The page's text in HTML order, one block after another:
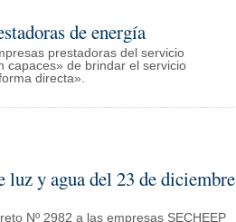
de energía
prestadoras del servicio
capaces» de brindar el servicio
directa».
luz y agua del 23 de diciembre
Nº 2982 a las empresas SECHEEP